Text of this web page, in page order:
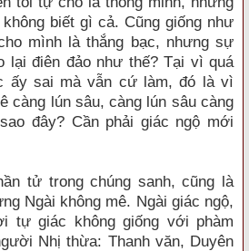
biết gì cả. Cũng giống như
mình là thắng bạc, nhưng sự
lại điên đảo như thế? Tại vì quá
ấy sai mà vẫn cứ làm, đó là vì
càng lún sâu, càng lún sâu càng
đây? Cần phải giác ngộ mới
tử trong chúng sanh, cũng là
Ngài không mê. Ngài giác ngộ,
tự giác không giống với phàm
Nhị thừa: Thanh văn, Duyên